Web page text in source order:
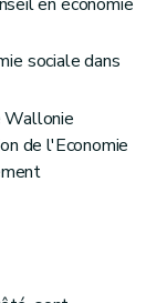
sociale dans
Wallonie
de l'Economie